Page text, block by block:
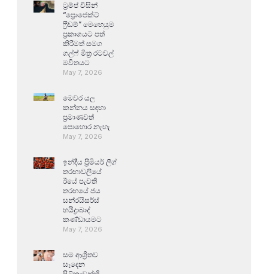
ට්‍රම්ප් විසින්
“ප්‍රොජෙක්ට්
ෆ්‍රීඩම්” මෙහෙයුම
ප්‍රකාශයට පත්
කිරීමත් සමග
ගල්ෆ් මිත්‍ර රටවල්
මවිතයට
May 7, 2026
මෙවර යල
කන්නය සඳහා
ප්‍රමාණවත්
පොහොර නැහැ
May 7, 2026
ඉන්දීය ප්‍රිමියර් ලීග්
තරඟාවලියේ
ඊයේ පැවති
තරඟයේ ජය
සන්රයිසර්ස්
හයිද්‍රාබාද්
කණ්ඩායමට
May 7, 2026
සම ආශ්‍රිතව
සෑදෙන